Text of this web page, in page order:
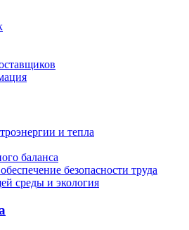
и тепла
баланса
безопасности труда
среды и экология